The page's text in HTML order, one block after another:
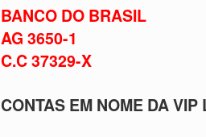
BANCO DO BRASIL
AG 3650-1
C.C 37329-X
CONTAS EM NOME DA